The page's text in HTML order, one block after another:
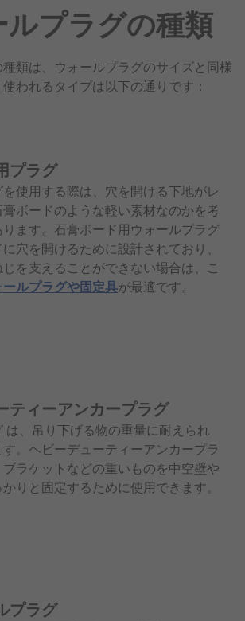
ルプラグの種類
類は、ウォールプラグのサイズと同様
われるタイプは以下の通りです：
プラグ
使用する際は、穴を開ける下地がレ
ボードのような軽い素材なのかを考
ます。石膏ボード用ウォールプラグ
穴を開けるために設計されており、
を支えることができない場合は、こ
ールプラグや固定具が最適です。
ティーアンカープラグ
は、吊り下げる物の重量に耐えられ
。ヘビーデューティーアンカープラ
ラケットなどの重いものを中空壁や
りと固定するために使用できます。
プラグ